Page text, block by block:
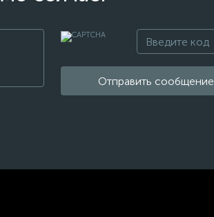
Отправить сообщение